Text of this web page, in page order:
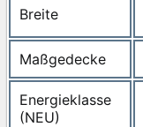
Breite
Maßgedecke
Energieklasse
(NEU)